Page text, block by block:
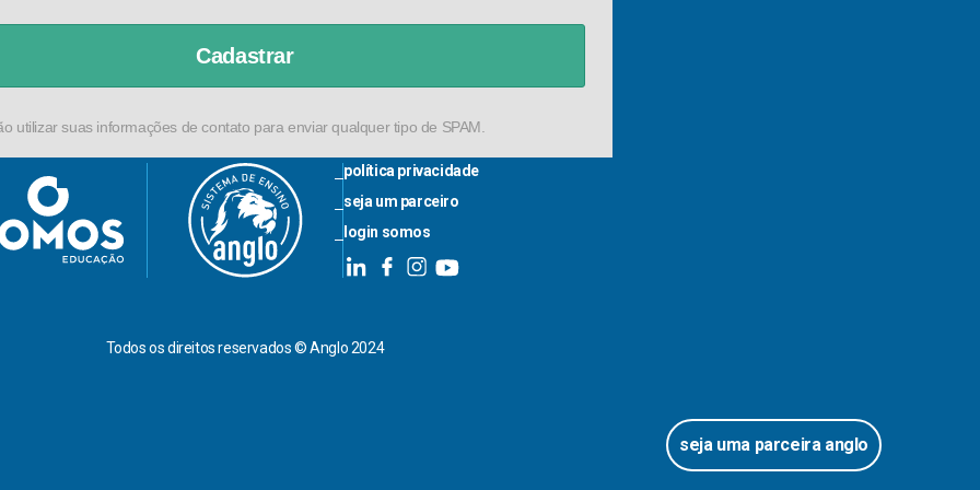
seja uma parceira anglo
Cadastrar
utilizar suas informações de contato para enviar qualquer tipo de SPAM.
política privacidade
seja um parceiro
login somos
Todos os direitos reservados © Anglo 2024